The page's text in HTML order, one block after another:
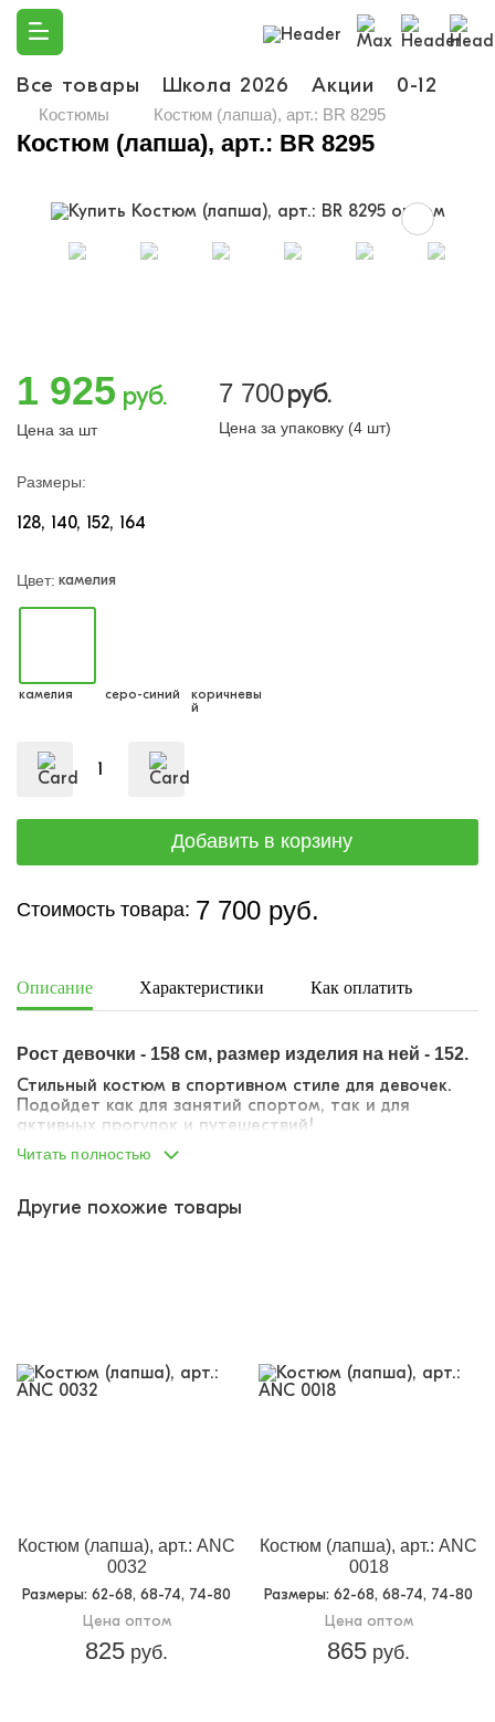
Все товары Школа 2026 Акции 0-12
Костюмы Костюм (лапша), арт.: BR 8295
Костюм (лапша), арт.: BR 8295
1 925 руб.
Цена за шт
7 700руб.
Цена за упаковку (4 шт)
Размеры:
128 140 152 164
Цвет: камелия
камелия серо-синий
коричневы
й
Стоимость товара: 7 700 руб.
Описание Характеристики Как оплатить
Рост девочки - 158 см, размер изделия на ней - 152.
Стильный костюм в спортивном стиле для девочек.
Подойдет как для занятий спортом, так и для
активных прогулок и путешествий!
костюм из рашгарда на молнии и леггинсов
идеально садится по фигуре
рашгард корсетного кроя, прошиты
леггинсы на широкой резинке, не передавливает
живот
Читать полностью
Другие похожие товары
Костюм (лапша), арт.: ANC
0032
Размеры: 62-68, 68-74, 74-80
Цена оптом
825 руб.
Костюм (лапша), арт.: ANC
0018
Размеры: 62-68, 68-74, 74-80
Цена оптом
865 руб.